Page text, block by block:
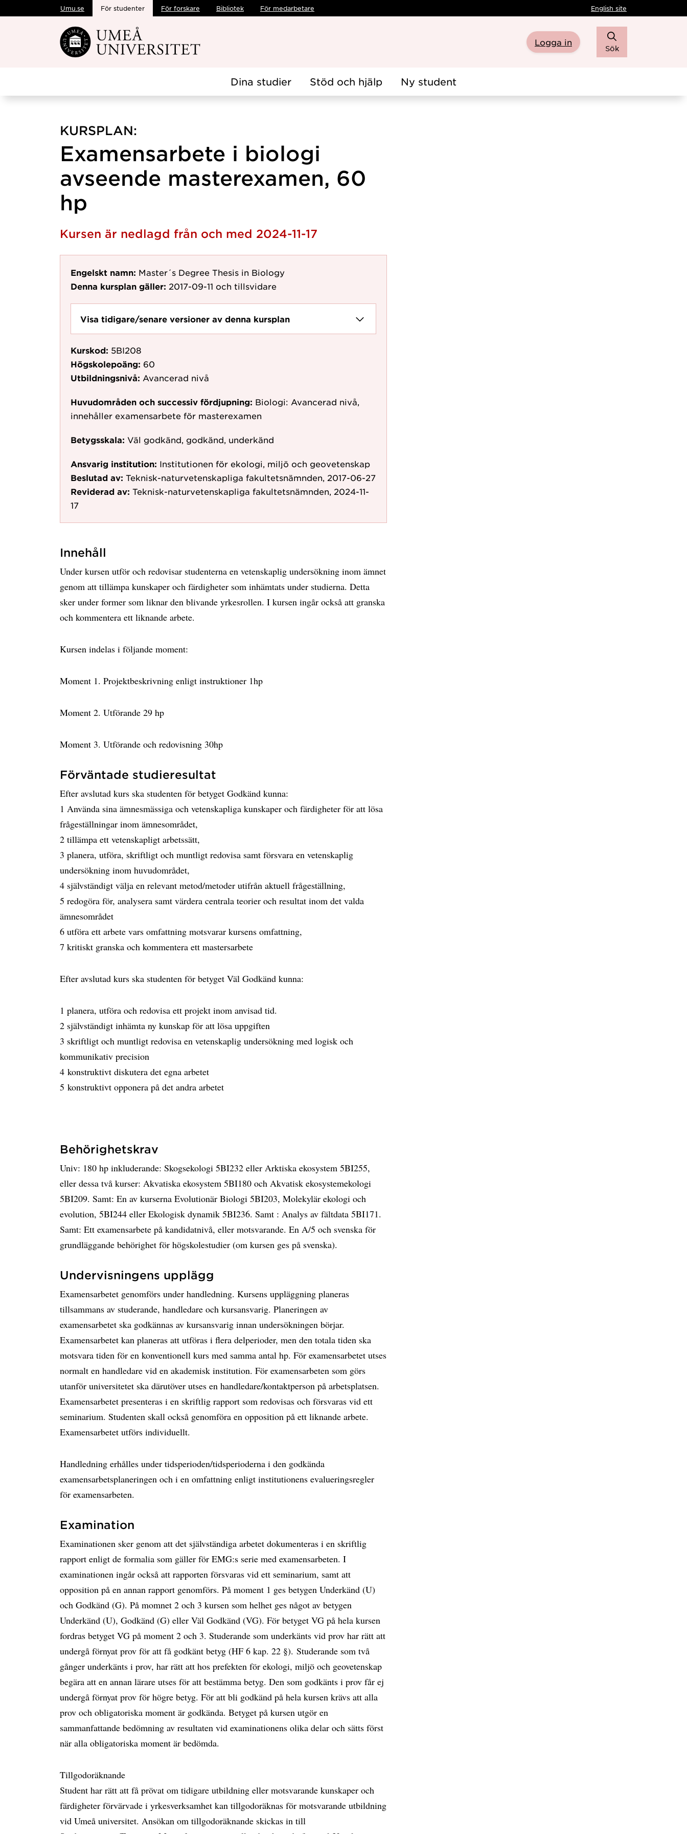
Hoppa direkt till innehållet
Umu.se För studenter För forskare Bibliotek För medarbetare English site
Logga in
Sök
Dina studier Stöd och hjälp Ny student
KURSPLAN:
Examensarbete i biologi
avseende masterexamen, 60
hp
Kursen är nedlagd från och med 2024-11-17
Engelskt namn: Master´s Degree Thesis in Biology
Denna kursplan gäller: 2017-09-11 och tillsvidare
Visa tidigare/senare versioner av denna kursplan
Kurskod: 5BI208
Högskolepoäng: 60
Utbildningsnivå: Avancerad nivå
Huvudområden och successiv fördjupning: Biologi: Avancerad nivå,
innehåller examensarbete för masterexamen
Betygsskala: Väl godkänd, godkänd, underkänd
Ansvarig institution: Institutionen för ekologi, miljö och geovetenskap
Beslutad av: Teknisk-naturvetenskapliga fakultetsnämnden, 2017-06-27
Reviderad av: Teknisk-naturvetenskapliga fakultetsnämnden, 2024-11-
17
Innehåll
Under kursen utför och redovisar studenterna en vetenskaplig undersökning inom ämnet
genom att tillämpa kunskaper och färdigheter som inhämtats under studierna. Detta
sker under former som liknar den blivande yrkesrollen. I kursen ingår också att granska
och kommentera ett liknande arbete.
Kursen indelas i följande moment:
Moment 1. Projektbeskrivning enligt instruktioner 1hp
Moment 2. Utförande 29 hp
Moment 3. Utförande och redovisning 30hp
Förväntade studieresultat
Efter avslutad kurs ska studenten för betyget Godkänd kunna:
1 Använda sina ämnesmässiga och vetenskapliga kunskaper och färdigheter för att lösa
frågeställningar inom ämnesområdet,
2 tillämpa ett vetenskapligt arbetssätt,
3 planera, utföra, skriftligt och muntligt redovisa samt försvara en vetenskaplig
undersökning inom huvudområdet,
4 självständigt välja en relevant metod/metoder utifrån aktuell frågeställning,
5 redogöra för, analysera samt värdera centrala teorier och resultat inom det valda
ämnesområdet
6 utföra ett arbete vars omfattning motsvarar kursens omfattning,
7 kritiskt granska och kommentera ett mastersarbete
Efter avslutad kurs ska studenten för betyget Väl Godkänd kunna:
1 planera, utföra och redovisa ett projekt inom anvisad tid.
2 självständigt inhämta ny kunskap för att lösa uppgiften
3 skriftligt och muntligt redovisa en vetenskaplig undersökning med logisk och
kommunikativ precision
4 konstruktivt diskutera det egna arbetet
5 konstruktivt opponera på det andra arbetet
Behörighetskrav
Univ: 180 hp inkluderande: Skogsekologi 5BI232 eller Arktiska ekosystem 5BI255,
eller dessa två kurser: Akvatiska ekosystem 5BI180 och Akvatisk ekosystemekologi
5BI209. Samt: En av kurserna Evolutionär Biologi 5BI203, Molekylär ekologi och
evolution, 5BI244 eller Ekologisk dynamik 5BI236. Samt : Analys av fältdata 5BI171.
Samt: Ett examensarbete på kandidatnivå, eller motsvarande. En A/5 och svenska för
grundläggande behörighet för högskolestudier (om kursen ges på svenska).
Undervisningens upplägg
Examensarbetet genomförs under handledning. Kursens uppläggning planeras
tillsammans av studerande, handledare och kursansvarig. Planeringen av
examensarbetet ska godkännas av kursansvarig innan undersökningen börjar.
Examensarbetet kan planeras att utföras i flera delperioder, men den totala tiden ska
motsvara tiden för en konventionell kurs med samma antal hp. För examensarbetet utses
normalt en handledare vid en akademisk institution. För examensarbeten som görs
utanför universitetet ska därutöver utses en handledare/kontaktperson på arbetsplatsen.
Examensarbetet presenteras i en skriftlig rapport som redovisas och försvaras vid ett
seminarium. Studenten skall också genomföra en opposition på ett liknande arbete.
Examensarbetet utförs individuellt.
Handledning erhålles under tidsperioden/tidsperioderna i den godkända
examensarbetsplaneringen och i en omfattning enligt institutionens evalueringsregler
för examensarbeten.
Examination
Examinationen sker genom att det självständiga arbetet dokumenteras i en skriftlig
rapport enligt de formalia som gäller för EMG:s serie med examensarbeten. I
examinationen ingår också att rapporten försvaras vid ett seminarium, samt att
opposition på en annan rapport genomförs. På moment 1 ges betygen Underkänd (U)
och Godkänd (G). På momnet 2 och 3 kursen som helhet ges något av betygen
Underkänd (U), Godkänd (G) eller Väl Godkänd (VG). För betyget VG på hela kursen
fordras betyget VG på moment 2 och 3. Studerande som underkänts vid prov har rätt att
undergå förnyat prov för att få godkänt betyg (HF 6 kap. 22 §). Studerande som två
gånger underkänts i prov, har rätt att hos prefekten för ekologi, miljö och geovetenskap
begära att en annan lärare utses för att bestämma betyg. Den som godkänts i prov får ej
undergå förnyat prov för högre betyg. För att bli godkänd på hela kursen krävs att alla
prov och obligatoriska moment är godkända. Betyget på kursen utgör en
sammanfattande bedömning av resultaten vid examinationens olika delar och sätts först
när alla obligatoriska moment är bedömda.
Tillgodoräknande
Student har rätt att få prövat om tidigare utbildning eller motsvarande kunskaper och
färdigheter förvärvade i yrkesverksamhet kan tillgodoräknas för motsvarande utbildning
vid Umeå universitet. Ansökan om tillgodoräknande skickas in till